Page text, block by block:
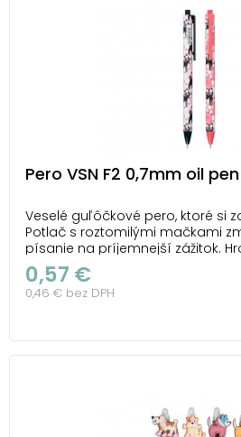
Pero VSN F2 0,7mm oil pen
Veselé guľôčkové pero, ktoré si
Potlač s roztomilými mačkami
písanie na príjemnejší zážitok.
olejovým atramentom
ťah, takže vaše poznámky budú
čitateľné. Ľahká konštrukcia a
0,57 €
0,46 € bez DPH